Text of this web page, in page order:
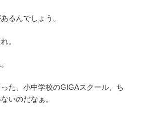
るんでしょう。
。
た、小中学校のGIGAスクール、ち
いのだなぁ。